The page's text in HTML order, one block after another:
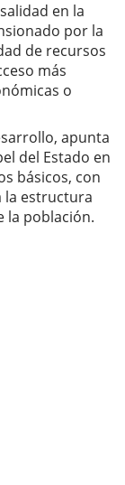
en la
por la
de recursos
más
o
apunta
del Estado en
básicos, con
la estructura
la población.